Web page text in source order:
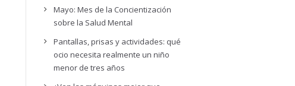
Mayo: Mes de la Concientización
sobre la Salud Mental
Pantallas, prisas y actividades: qué
ocio necesita realmente un niño
menor de tres años